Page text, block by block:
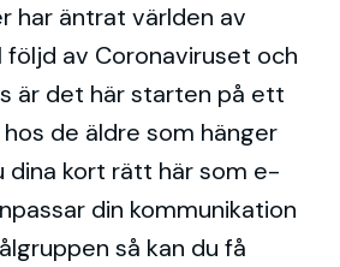
har äntrat världen av
av Coronaviruset och
är det här starten på ett
de äldre som hänger
dina kort rätt här som e-
din kommunikation
så kan du få